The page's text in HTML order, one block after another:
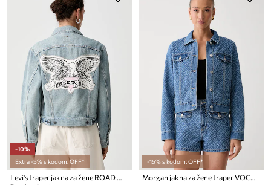
-10%
Extra -5% s kodom: OFF*
-15% s kodom: OFF*